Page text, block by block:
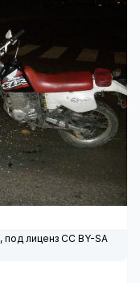
, под лиценз CC BY-SA